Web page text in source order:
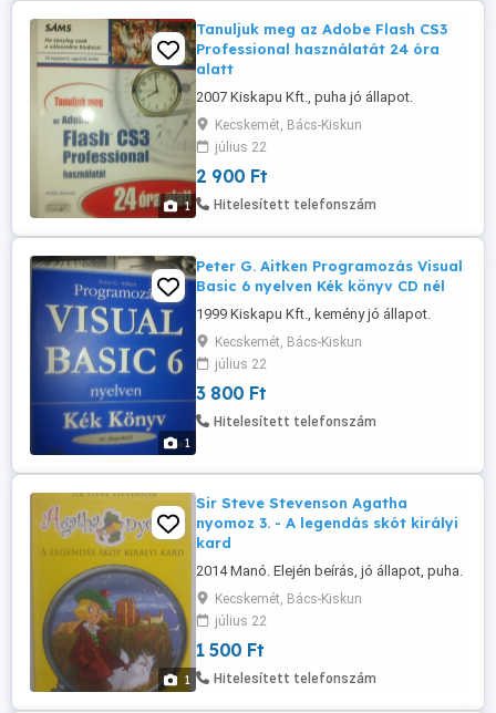
1
Tanuljuk meg az Adobe Flash CS3
Professional használatát 24 óra
alatt
2007 Kiskapu Kft., puha jó állapot.
Kecskemét, Bács-Kiskun
július 22
2 900 Ft
Hitelesített telefonszám
1
Peter G. Aitken Programozás Visual
Basic 6 nyelven Kék könyv CD nél
1999 Kiskapu Kft., kemény jó állapot.
Kecskemét, Bács-Kiskun
július 22
3 800 Ft
Hitelesített telefonszám
1
Sir Steve Stevenson Agatha
nyomoz 3. - A legendás skót királyi
kard
2014 Manó. Elején beírás, jó állapot, puha.
Kecskemét, Bács-Kiskun
július 22
1 500 Ft
Hitelesített telefonszám